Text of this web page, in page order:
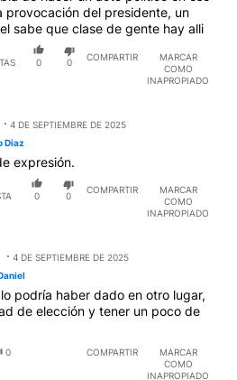
provocación del presidente, un
sabe que clase de gente hay alli
0 0
COMPARTIR
MARCAR
COMO
INAPROPIADO
4 DE SEPTIEMBRE DE 2025
Diaz
expresión.
0 0
COMPARTIR
MARCAR
COMO
INAPROPIADO
4 DE SEPTIEMBRE DE 2025
podría haber dado en otro lugar,
de elección y tener un poco de
0 COMPARTIR
MARCAR
COMO
INAPROPIADO